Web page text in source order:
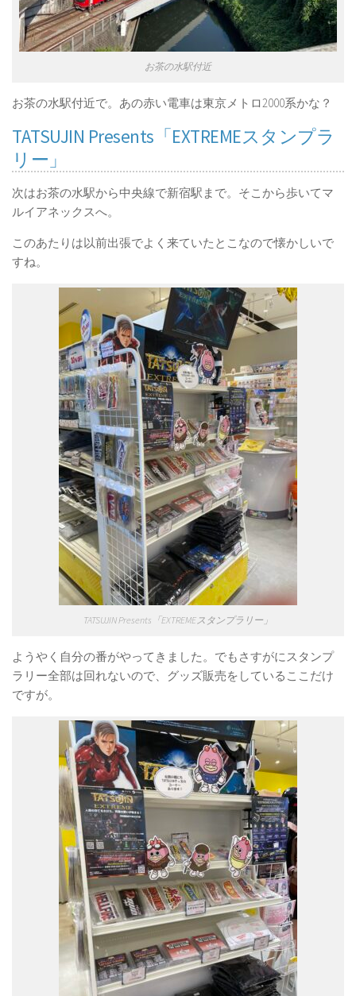
お茶の水駅付近
お茶の水駅付近で。あの赤い電車は東京メトロ2000系かな？
TATSUJIN Presents「EXTREMEスタンプラ
リー」
次はお茶の水駅から中央線で新宿駅まで。そこから歩いてマ
ルイアネックスへ。
このあたりは以前出張でよく来ていたとこなので懐かしいで
すね。
TATSUJIN Presents「EXTREMEスタンプラリー」
ようやく自分の番がやってきました。でもさすがにスタンプ
ラリー全部は回れないので、グッズ販売をしているここだけ
ですが。